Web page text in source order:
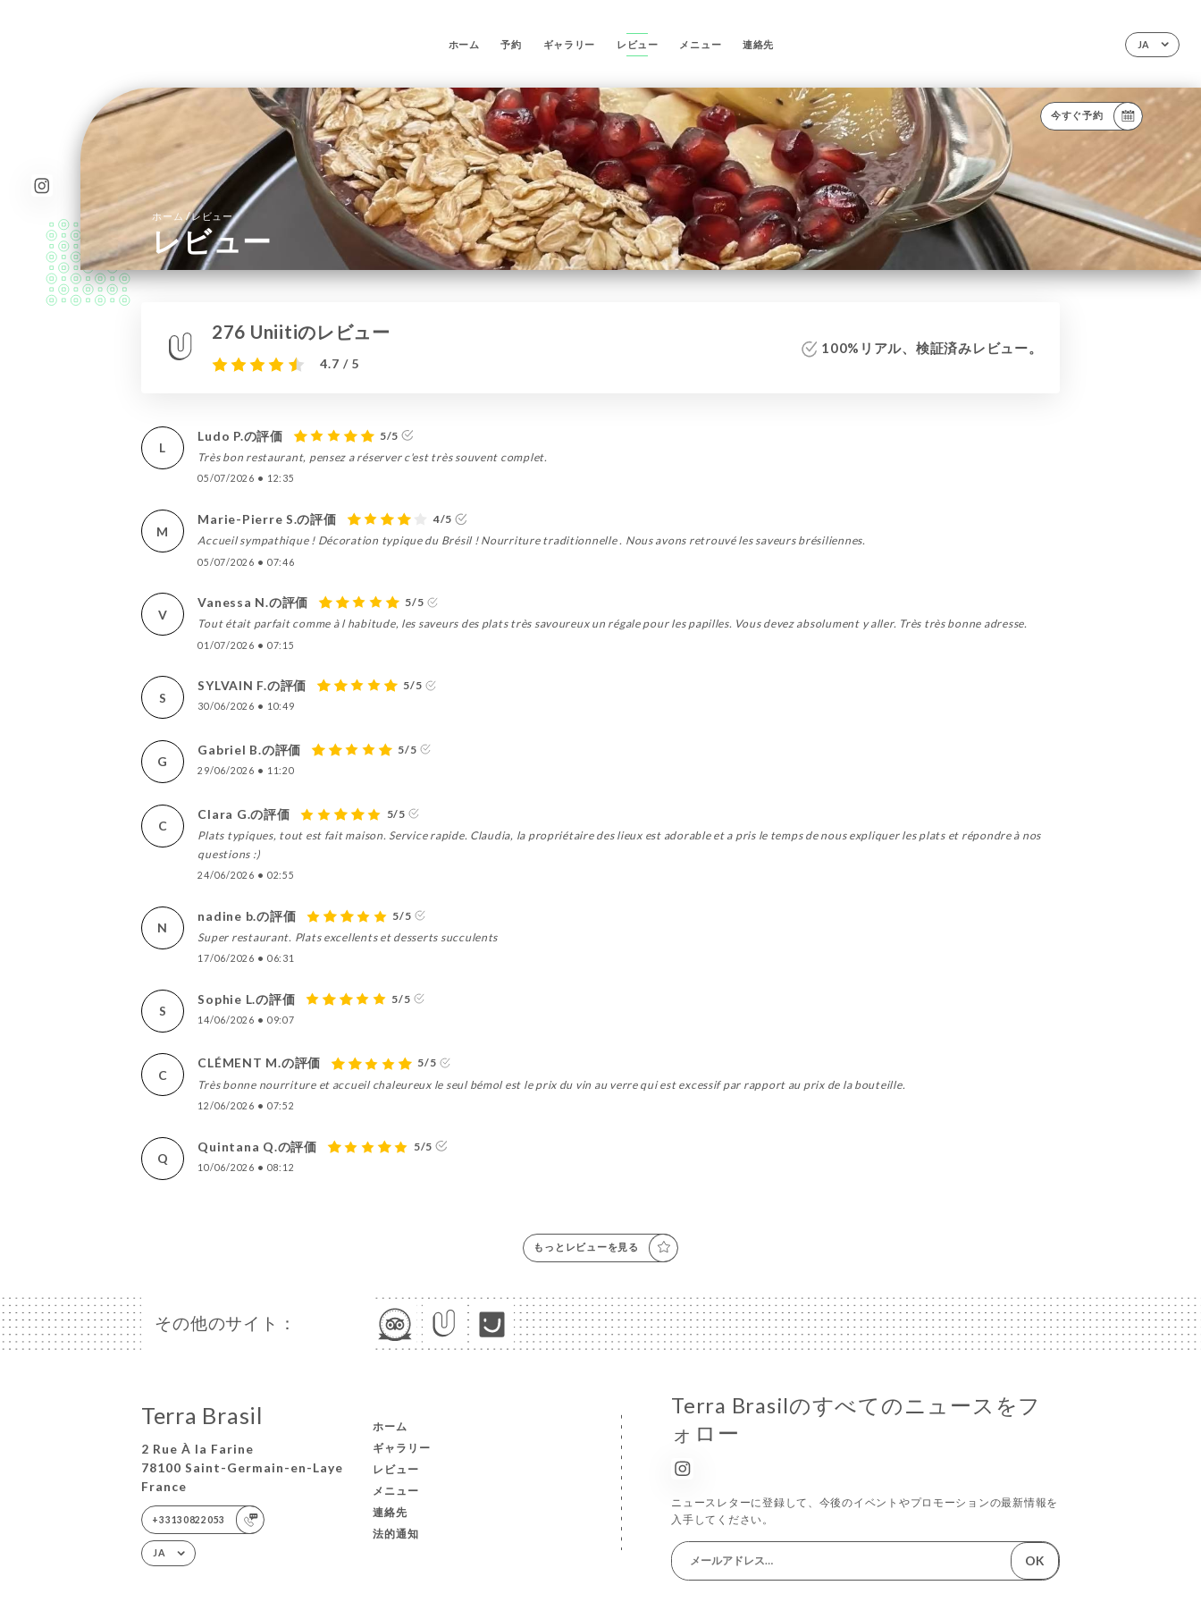
JA
ホーム 予約 ギャラリー レビュー メニュー 連絡先
今すぐ予約
ホーム/レビュー
レビュー
276 Uniitiのレビュー
4.7 / 5
100%リアル、検証済みレビュー。
L
Ludo P.の評価
5/5
Très bon restaurant, pensez a réserver c'est très souvent complet.
05/07/2026 • 12:35
M
Marie-Pierre S.の評価
4/5
Accueil sympathique ! Décoration typique du Brésil ! Nourriture traditionnelle . Nous avons retrouvé les saveurs brésiliennes.
05/07/2026 • 07:46
V
Vanessa N.の評価
5/5
Tout était parfait comme à l habitude, les saveurs des plats très savoureux un régale pour les papilles. Vous devez absolument y aller. Très très bonne adresse.
01/07/2026 • 07:15
S
SYLVAIN F.の評価 5/5
30/06/2026 • 10:49
G
Gabriel B.の評価 5/5
29/06/2026 • 11:20
C
Clara G.の評価
5/5
Plats typiques, tout est fait maison. Service rapide. Claudia, la propriétaire des lieux est adorable et a pris le temps de nous expliquer les plats et répondre à nos
questions :)
24/06/2026 • 02:55
N
nadine b.の評価
5/5
Super restaurant. Plats excellents et desserts succulents
17/06/2026 • 06:31
S
Sophie L.の評価 5/5
14/06/2026 • 09:07
C
CLÉMENT M.の評価
5/5
Très bonne nourriture et accueil chaleureux le seul bémol est le prix du vin au verre qui est excessif par rapport au prix de la bouteille.
12/06/2026 • 07:52
Q
Quintana Q.の評価 5/5
10/06/2026 • 08:12
もっとレビューを見る
その他のサイト：
Terra Brasil
2 Rue À la Farine
78100 Saint-Germain-en-Laye
France
+33130822053
JA
ホーム
ギャラリー
レビュー
メニュー
連絡先
法的通知
Terra Brasilのすべてのニュースをフ
ォロー
ニュースレターに登録して、今後のイベントやプロモーションの最新情報を
入手してください。
OK